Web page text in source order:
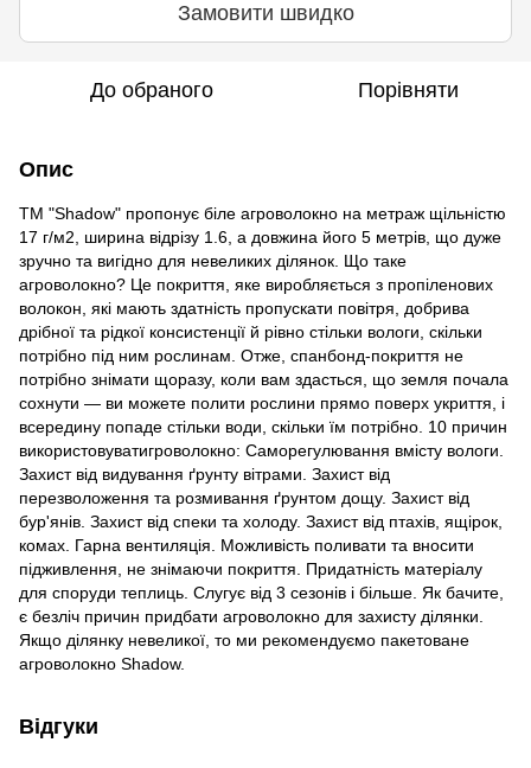
Замовити швидко
До обраного Порівняти
Опис
ТМ "Shadow" пропонує біле агроволокно на метраж щільністю
17 г/м2, ширина відрізу 1.6, а довжина його 5 метрів, що дуже
зручно та вигідно для невеликих ділянок. Що таке
агроволокно? Це покриття, яке виробляється з пропіленових
волокон, які мають здатність пропускати повітря, добрива
дрібної та рідкої консистенції й рівно стільки вологи, скільки
потрібно під ним рослинам. Отже, спанбонд-покриття не
потрібно знімати щоразу, коли вам здасться, що земля почала
сохнути — ви можете полити рослини прямо поверх укриття, і
всередину попаде стільки води, скільки їм потрібно. 10 причин
використовуватигроволокно: Саморегулювання вмісту вологи.
Захист від видування ґрунту вітрами. Захист від
перезволоження та розмивання ґрунтом дощу. Захист від
бур'янів. Захист від спеки та холоду. Захист від птахів, ящірок,
комах. Гарна вентиляція. Можливість поливати та вносити
підживлення, не знімаючи покриття. Придатність матеріалу
для споруди теплиць. Слугує від 3 сезонів і більше. Як бачите,
є безліч причин придбати агроволокно для захисту ділянки.
Якщо ділянку невеликої, то ми рекомендуємо пакетоване
агроволокно Shadow.
Відгуки